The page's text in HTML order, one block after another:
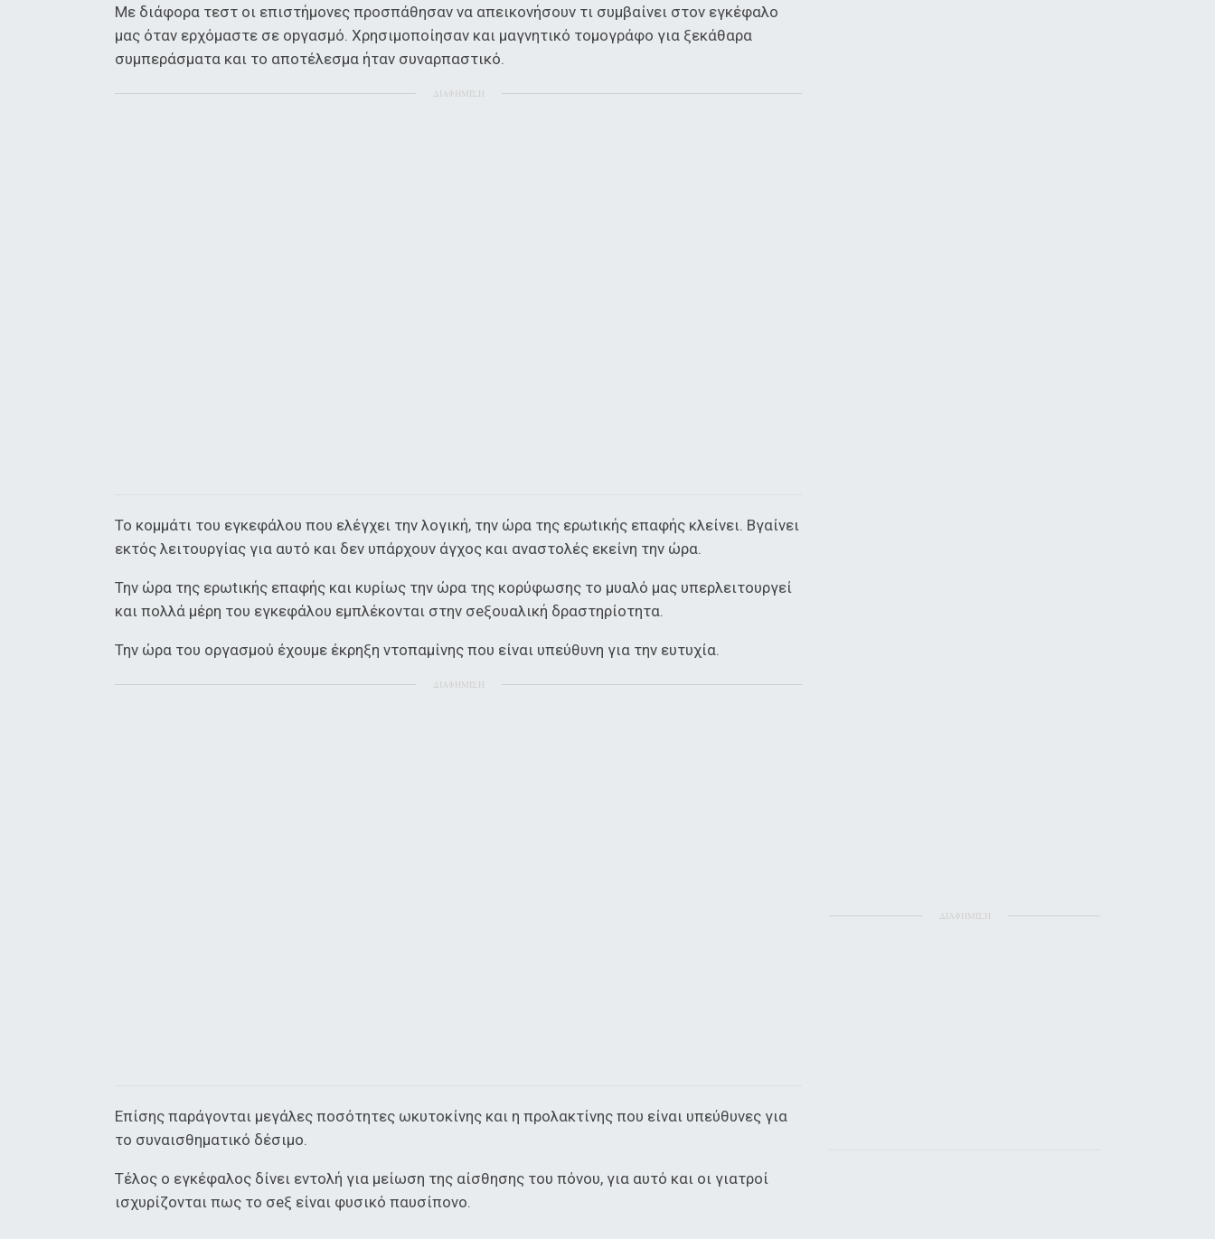
Με διάφορα τεστ οι επιστήμονες προσπάθησαν να απεικονήσουν τι συμβαίνει στον εγκέφαλο
μας όταν ερχόμαστε σε οpγασμό. Χρησιμοποίησαν και μαγνητικό τομογράφο για ξεκάθαρα
συμπεράσματα και το αποτέλεσμα ήταν συναρπαστικό.
ΔΙΑΦΗΜΙΣΗ
Το κομμάτι του εγκεφάλου που ελέγχει την λογική, την ώρα της ερωtικής επαφής κλείνει. Βγαίνει
εκτός λειτουργίας για αυτό και δεν υπάρχουν άγχος και αναστολές εκείνη την ώρα.
Την ώρα της ερωtικής επαφής και κυρίως την ώρα της κορύφωσης το μυαλό μας υπερλειτουργεί
και πολλά μέρη του εγκεφάλου εμπλέκονται στην σeξουαλική δραστηρίοτητα.
Την ώρα του οργασμού έχουμε έκρηξη ντοπαμίνης που είναι υπεύθυνη για την ευτυχία.
ΔΙΑΦΗΜΙΣΗ
Επίσης παράγονται μεγάλες ποσότητες ωκυτοκίνης και η προλακτίνης που είναι υπεύθυνες για
το συναισθηματικό δέσιμο.
Τέλος ο εγκέφαλος δίνει εντολή για μείωση της αίσθησης του πόνου, για αυτό και οι γιατροί
ισχυρίζονται πως το σeξ είναι φυσικό παυσίπονο.
ΔΙΑΦΗΜΙΣΗ